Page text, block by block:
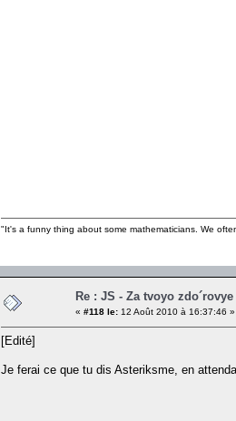
"It's a funny thing about some mathematicians. We
Re : JS - Za tvoyo zdo´rovye
« #118 le: 12 Août 2010 à 16:37:46 »
[Edité]
Je ferai ce que tu dis Asteriksme, en